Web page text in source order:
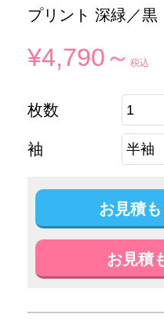
プリント 深緑／黒
¥4,790～ 税込
枚数
袖
お見積
お見積